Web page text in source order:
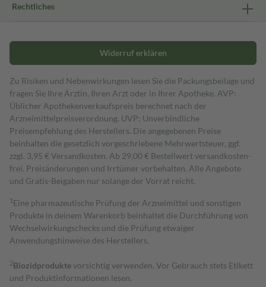
Rechtliches
Widerruf erklären
Zu Risiken und Nebenwirkungen lesen Sie die Packungsbeilage und
fragen Sie Ihre Ärztin, Ihren Arzt oder in Ihrer Apotheke. AVP:
Üblicher Apothekenverkaufspreis berechnet nach der
Arzneimittelpreisverordnung. UVP: Unverbindliche
Preisempfehlung des Herstellers. Die angegebenen Preise
beinhalten die gesetzlich vorgeschriebene Mehrwertsteuer, ggf.
zzgl. 3,95 € Versandkosten. Ab 29,00 € Bestell­wert versand­kosten­
frei. Preisänderungen und Irrtümer vorbehalten. Alle Angebote
und Gratis-Beigaben nur solange der Vorrat reicht.
1 Eine pharmazeutische Prüfung der Arzneimittel und sonstigen
Produkte in deinem Warenkorb beinhaltet die Durchführung von
Wechselwirkungschecks und die Prüfung etwaiger
Anwendungshinweise des Herstellers.
2Biozidproduktevorsichtig verwenden. Vor Gebrauch stets Etikett
und Produktinformationen lesen.